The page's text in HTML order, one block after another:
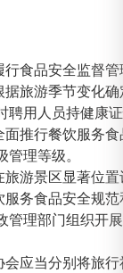
食品安全监督
旅游季节变化
聘用人员持健康
推行餐饮服务
理等级。
游景区显著位
务食品安全规
理部门组织开
应当分别将旅